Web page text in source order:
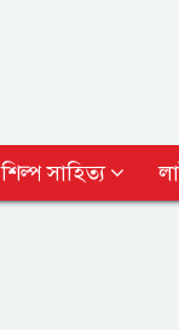
শিল্প সাহিত্য